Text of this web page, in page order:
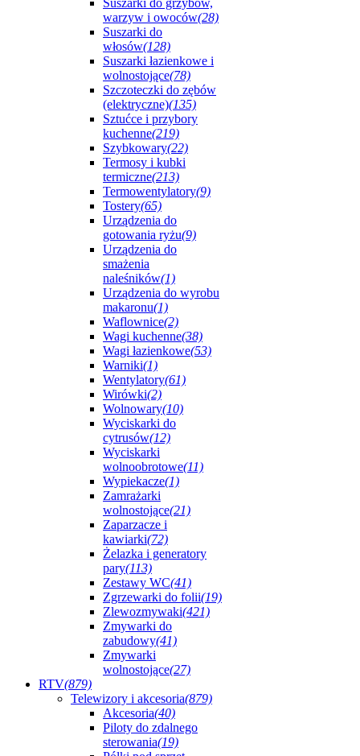
Suszarki do grzybów,
warzyw i owoców(28)
Suszarki do
włosów(128)
Suszarki łazienkowe i
wolnostojące(78)
Szczoteczki do zębów
(elektryczne)(135)
Sztućce i przybory
kuchenne(219)
Szybkowary(22)
Termosy i kubki
termiczne(213)
Termowentylatory(9)
Tostery(65)
Urządzenia do
gotowania ryżu(9)
Urządzenia do
smażenia
naleśników(1)
Urządzenia do wyrobu
makaronu(1)
Waflownice(2)
Wagi kuchenne(38)
Wagi łazienkowe(53)
Warniki(1)
Wentylatory(61)
Wirówki(2)
Wolnowary(10)
Wyciskarki do
cytrusów(12)
Wyciskarki
wolnoobrotowe(11)
Wypiekacze(1)
Zamrażarki
wolnostojące(21)
Zaparzacze i
kawiarki(72)
Żelazka i generatory
pary(113)
Zestawy WC(41)
Zgrzewarki do folii(19)
Zlewozmywaki(421)
Zmywarki do
zabudowy(41)
Zmywarki
wolnostojące(27)
RTV(879)
Telewizory i akcesoria(879)
Akcesoria(40)
Piloty do zdalnego
sterowania(19)